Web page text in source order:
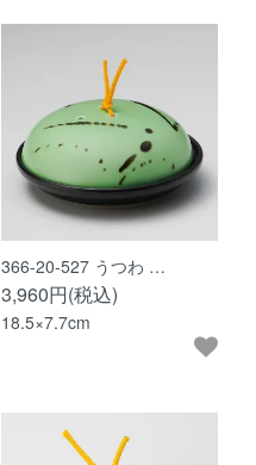
366-20-527 うつわ …
3,960円(税込)
18.5×7.7cm